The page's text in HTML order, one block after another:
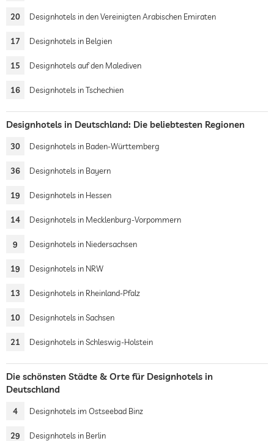
20 Designhotels in den Vereinigten Arabischen Emiraten
17 Designhotels in Belgien
15 Designhotels auf den Malediven
16 Designhotels in Tschechien
Designhotels in Deutschland: Die beliebtesten Regionen
30 Designhotels in Baden-Württemberg
36 Designhotels in Bayern
19 Designhotels in Hessen
14 Designhotels in Mecklenburg-Vorpommern
9 Designhotels in Niedersachsen
19 Designhotels in NRW
13 Designhotels in Rheinland-Pfalz
10 Designhotels in Sachsen
21 Designhotels in Schleswig-Holstein
Die schönsten Städte & Orte für Designhotels in
Deutschland
4 Designhotels im Ostseebad Binz
29 Designhotels in Berlin